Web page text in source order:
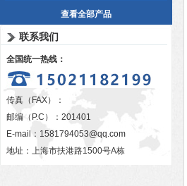
查看全部产品
联系我们
全国统一热线：
传真（FAX）：
邮编（P.C）：201401
E-mail： 1581794053@qq.com
地址：上海市扶港路1500号A栋